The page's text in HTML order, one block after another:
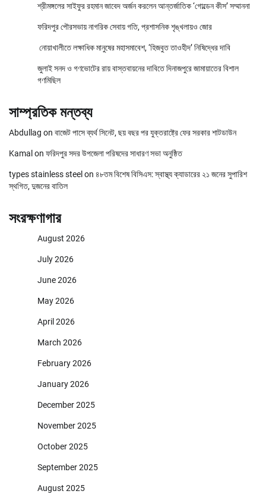
শ্রীমঙ্গলের সাইফুর রহমান জাবেদ অর্জন করলেন আন্তর্জাতিক ‘গোল্ডেন কীস’ সম্মাননা
ফরিদপুর পৌরসভায় নাগরিক সেবায় গতি, প্রশাসনিক শৃঙ্খলায়ও জোর
নোয়াখালীতে লক্ষাধিক মানুষের মহাসমাবেশ, ‘হিজবুত তাওহীদ’ নিষিদ্ধের দাবি
জুলাই সনদ ও গণভোটের রায় বাস্তবায়নের দাবিতে দিনাজপুরে জামায়াতের বিশাল
গণমিছিল
সাম্প্রতিক মন্তব্য
Abdullag on বাজেট পাসে ব্যর্থ সিনেট, ছয় বছর পর যুক্তরাষ্ট্রে ফের সরকার শাটডাউন
Kamal on ফরিদপুর সদর উপজেলা পরিষদের সাধারণ সভা অনুষ্ঠিত
types stainless steel on ৪৮তম বিশেষ বিসিএস: স্বাস্থ্য ক্যাডারের ২১ জনের সুপারিশ
স্থগিত, দুজনের বাতিল
সংরক্ষণাগার
August 2026
July 2026
June 2026
May 2026
April 2026
March 2026
February 2026
January 2026
December 2025
November 2025
October 2025
September 2025
August 2025